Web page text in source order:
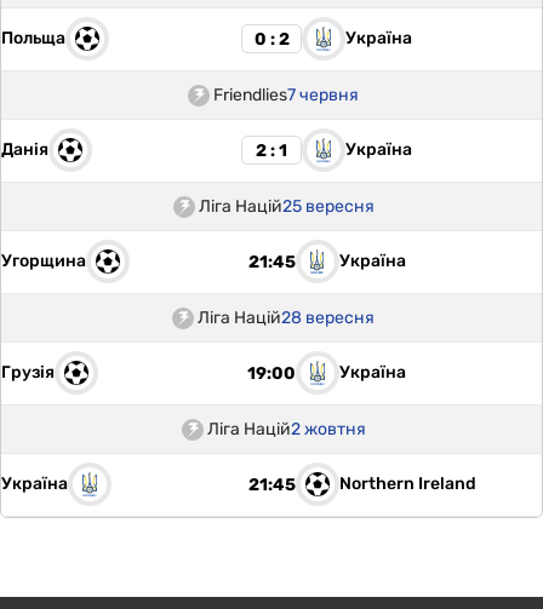
Польща 0 : 2 Україна
Friendlies7 червня
Данія 2 : 1 Україна
Ліга Націй25 вересня
Угорщина 21:45 Україна
Ліга Націй28 вересня
Грузія 19:00 Україна
Ліга Націй2 жовтня
Україна 21:45 Northern Ireland